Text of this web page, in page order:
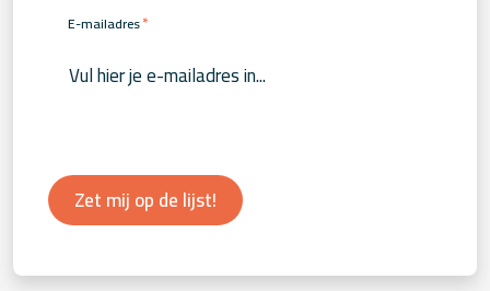
E-mailadres*
Zet mij op de lijst!